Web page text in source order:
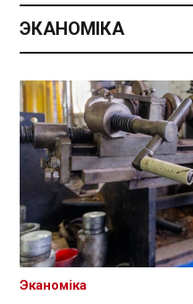
ЭКАНОМІКА
Эканоміка